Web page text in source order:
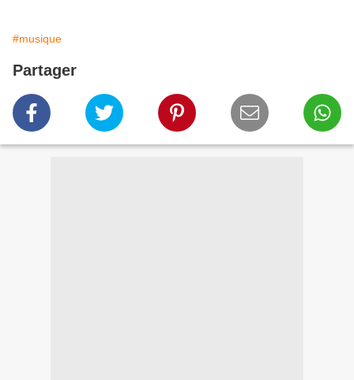
#musique
Partager